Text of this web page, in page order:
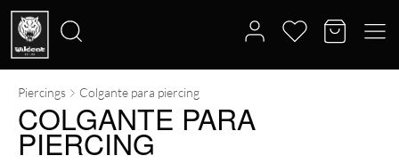
Buscar
por:
Piercings Colgante para piercing
COLGANTE PARA
PIERCING